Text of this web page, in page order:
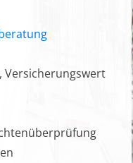
Versicherungswert